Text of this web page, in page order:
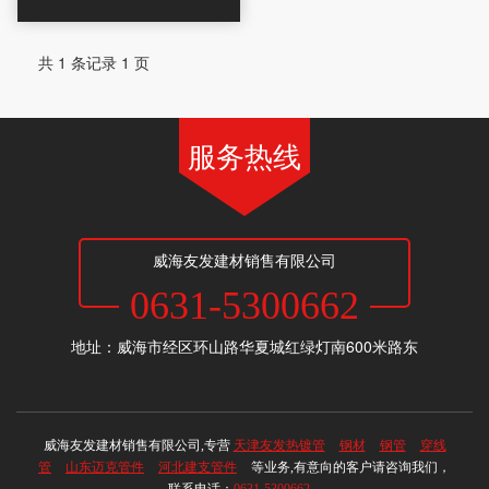
共 1 条记录 1 页
服务热线
威海友发建材销售有限公司
0631-5300662
地址：威海市经区环山路华夏城红绿灯南600米路东
威海友发建材销售有限公司,专营 天津友发热镀管 钢材 钢管
穿线
管
山东迈克管件 河北建支管件
等业务,有意向的客户请咨询我们，